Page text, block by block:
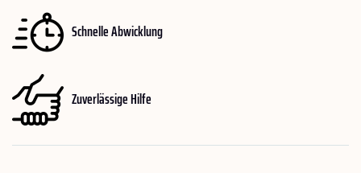
Schnelle Abwicklung
Zuverlässige Hilfe